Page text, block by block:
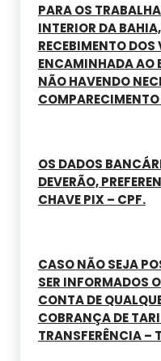
PARA OS
INTERIOR DA
RECEBIMENTO DOS
ENCAMINHADA AO
NÃO HAVENDO
OS DADOS
DEVERÃO,
CHAVE PIX – CPF.
CASO NÃO SEJA
SER INFORMADOS
CONTA DE
COBRANÇA DE
TRANSFERÊNCIA –